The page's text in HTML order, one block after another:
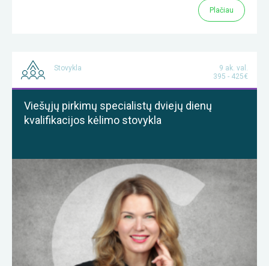
Plačiau
Stovykla
9 ak. val.
395 - 425€
Viešųjų pirkimų specialistų dviejų dienų
kvalifikacijos kėlimo stovykla